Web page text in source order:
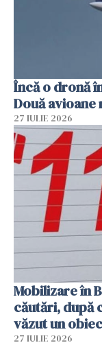
Încă o dronă
Două
27 IULIE 2026
Mobilizare în
căutări, după
văzut un
27 IULIE 2026